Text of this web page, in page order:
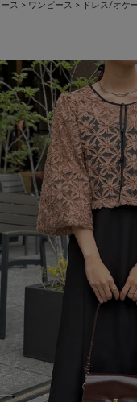
ス > ワンピース > ドレス/オケ